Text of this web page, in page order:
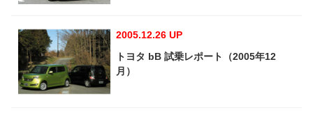
2005.12.26 UP
トヨタ bB 試乗レポート（2005年12
月）